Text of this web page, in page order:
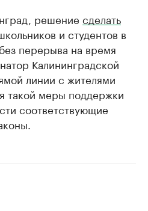
решение сделать
и студентов в
перерыва на время
Калининградской
линии с жителями
такой меры поддержки
соответствующие